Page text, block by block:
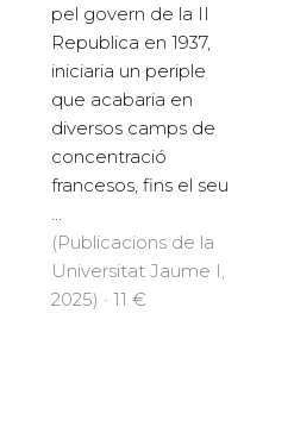
pel govern de la II
Republica en 1937,
iniciaria un periple
que acabaria en
diversos camps de
concentració
francesos, fins el seu
(Publicacions de la
Universitat Jaume I,
2025) · 11 €